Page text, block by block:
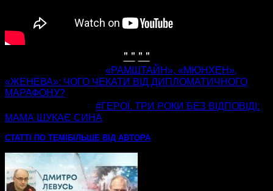
" " " "
«РАМШТАЙН», «МЮНХЕН»,
«ЖЕНЕВА»: ЧОГО ЧЕКАТИ ВІД ДИПЛОМАТИЧНОГО
МАРАФОНУ?
#ГЕРОЇ. ТРИ РОКИ БЕЗ ВІДПОВІДІ:
МАМА ШУКАЄ СИНА
СТАТТІ ПО ТЕМІ БІЛЬШЕ ВІД АВТОРА